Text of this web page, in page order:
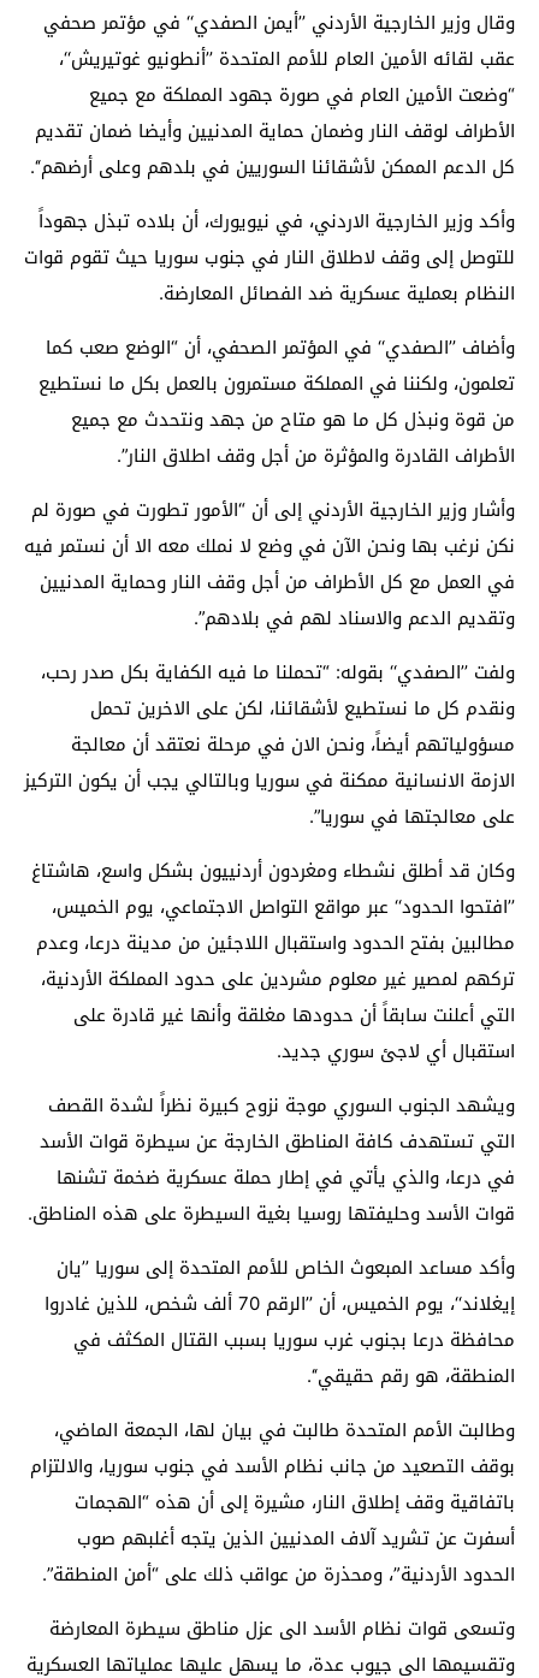
وقال وزير الخارجية الأردني ’’أيمن الصفدي‘‘ في مؤتمر صحفي
عقب لقائه الأمين العام للأمم المتحدة ’’أنطونيو غوتيريش‘‘،
“وضعت الأمين العام في صورة جهود المملكة مع جميع
الأطراف لوقف النار وضمان حماية المدنيين وأيضا ضمان تقديم
كل الدعم الممكن لأشقائنا السوريين في بلدهم وعلى أرضهم‘‘.
وأكد وزير الخارجية الاردني، في نيويورك، أن بلاده تبذل جهوداً
للتوصل إلى وقف لاطلاق النار في جنوب سوريا حيث تقوم قوات
النظام بعملية عسكرية ضد الفصائل المعارضة.
وأضاف ’’الصفدي‘‘ في المؤتمر الصحفي، أن “الوضع صعب كما
تعلمون، ولكننا في المملكة مستمرون بالعمل بكل ما نستطيع
من قوة ونبذل كل ما هو متاح من جهد ونتحدث مع جميع
الأطراف القادرة والمؤثرة من أجل وقف اطلاق النار”.
وأشار وزير الخارجية الأردني إلى أن “الأمور تطورت في صورة لم
نكن نرغب بها ونحن الآن في وضع لا نملك معه الا أن نستمر فيه
في العمل مع كل الأطراف من أجل وقف النار وحماية المدنيين
وتقديم الدعم والاسناد لهم في بلادهم”.
ولفت ’’الصفدي‘‘ بقوله: “تحملنا ما فيه الكفاية بكل صدر رحب،
ونقدم كل ما نستطيع لأشقائنا، لكن على الاخرين تحمل
مسؤولياتهم أيضاً، ونحن الان في مرحلة نعتقد أن معالجة
الازمة الانسانية ممكنة في سوريا وبالتالي يجب أن يكون التركيز
على معالجتها في سوريا”.
وكان قد أطلق نشطاء ومغردون أردنييون بشكل واسع، هاشتاغ
’’افتحوا الحدود‘‘ عبر مواقع التواصل الاجتماعي، يوم الخميس،
مطالبين بفتح الحدود واستقبال اللاجئين من مدينة درعا، وعدم
تركهم لمصير غير معلوم مشردين على حدود المملكة الأردنية،
التي أعلنت سابقاً أن حدودها مغلقة وأنها غير قادرة على
استقبال أي لاجئ سوري جديد.
ويشهد الجنوب السوري موجة نزوح كبيرة نظراً لشدة القصف
التي تستهدف كافة المناطق الخارجة عن سيطرة قوات الأسد
في درعا، والذي يأتي في إطار حملة عسكرية ضخمة تشنها
قوات الأسد وحليفتها روسيا بغية السيطرة على هذه المناطق.
وأكد مساعد المبعوث الخاص للأمم المتحدة إلى سوريا ’’يان
إيغلاند‘‘، يوم الخميس، أن ’’الرقم 70 ألف شخص، للذين غادروا
محافظة درعا بجنوب غرب سوريا بسبب القتال المكثف في
المنطقة، هو رقم حقيقي‘‘.
وطالبت الأمم المتحدة طالبت في بيان لها، الجمعة الماضي،
بوقف التصعيد من جانب نظام الأسد في جنوب سوريا، والالتزام
باتفاقية وقف إطلاق النار، مشيرة إلى أن هذه “الهجمات
أسفرت عن تشريد آلاف المدنيين الذين يتجه أغلبهم صوب
الحدود الأردنية”، ومحذرة من عواقب ذلك على “أمن المنطقة”.
وتسعى قوات نظام الأسد الى عزل مناطق سيطرة المعارضة
وتقسيمها الى جيوب عدة، ما يسهل عليها عملياتها العسكرية